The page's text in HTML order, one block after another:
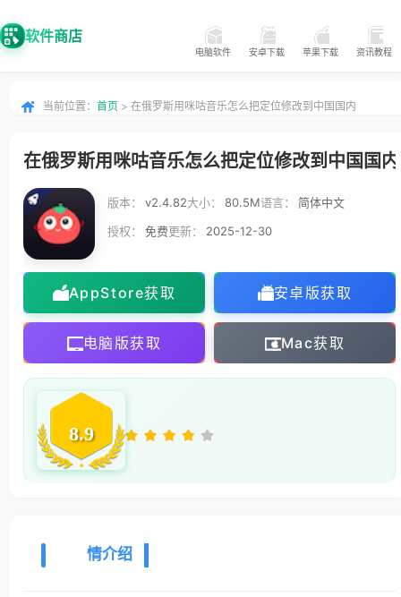
软件商店
电脑软件 安卓下载 苹果下载 资讯教程
当前位置： 首页 > 在俄罗斯用咪咕音乐怎么把定位修改到中国国内
在俄罗斯用咪咕音乐怎么把定位修改到中国国内
版本： v2.4.82大小： 80.5M语言：
简体中文
授权：
免费更新： 2025-12-30
AppStore获取 安卓版获取
电脑版获取 Mac获取
8.9
情介绍